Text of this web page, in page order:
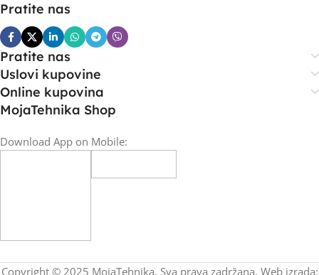
Pratite nas
Pratite nas
Uslovi kupovine
Online kupovina
MojaTehnika Shop
Download App on Mobile:
Copyright © 2025 MojaTehnika. Sva prava zadržana. Web izrada: